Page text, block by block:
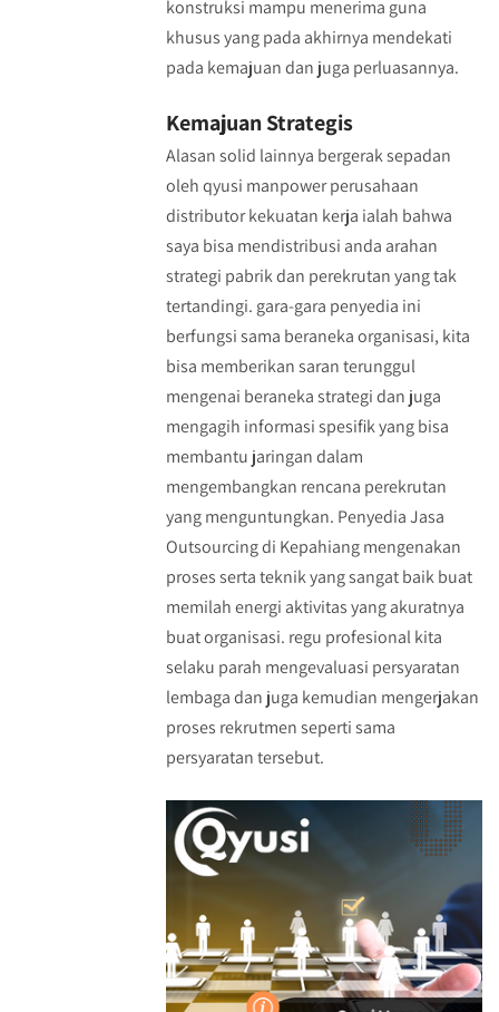
konstruksi mampu menerima guna
khusus yang pada akhirnya mendekati
pada kemajuan dan juga perluasannya.
Kemajuan Strategis
Alasan solid lainnya bergerak sepadan
oleh qyusi manpower perusahaan
distributor kekuatan kerja ialah bahwa
saya bisa mendistribusi anda arahan
strategi pabrik dan perekrutan yang tak
tertandingi. gara-gara penyedia ini
berfungsi sama beraneka organisasi, kita
bisa memberikan saran terunggul
mengenai beraneka strategi dan juga
mengagih informasi spesifik yang bisa
membantu jaringan dalam
mengembangkan rencana perekrutan
yang menguntungkan. Penyedia Jasa
Outsourcing di Kepahiang mengenakan
proses serta teknik yang sangat baik buat
memilah energi aktivitas yang akuratnya
buat organisasi. regu profesional kita
selaku parah mengevaluasi persyaratan
lembaga dan juga kemudian mengerjakan
proses rekrutmen seperti sama
persyaratan tersebut.